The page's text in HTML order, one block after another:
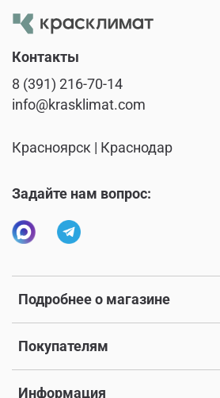
Подробнее о магазине
Покупателям
Информация
Контакты
8 (391) 216-70-14
info@krasklimat.com
Красноярск | Краснодар
Задайте нам вопрос: